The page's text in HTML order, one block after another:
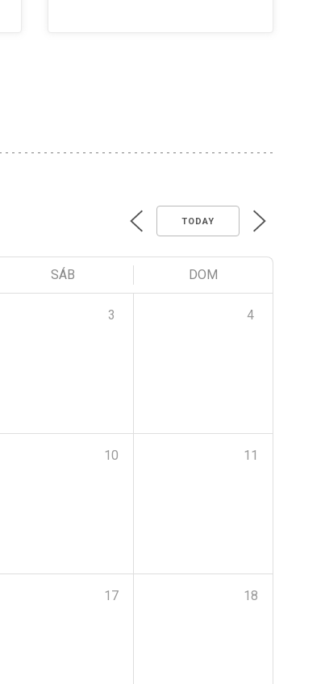
TODAY
SÁB DOM
3 4
10 11
17 18